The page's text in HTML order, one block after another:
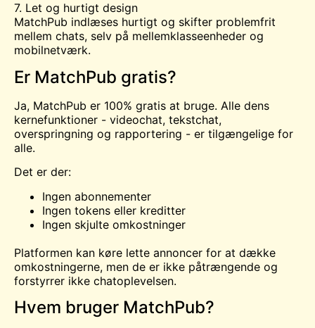
7. Let og hurtigt design
MatchPub indlæses hurtigt og skifter problemfrit
mellem chats, selv på mellemklasseenheder og
mobilnetværk.
Er MatchPub gratis?
Ja, MatchPub er 100% gratis at bruge. Alle dens
kernefunktioner - videochat, tekstchat,
overspringning og rapportering - er tilgængelige for
alle.
Det er der:
Ingen abonnementer
Ingen tokens eller kreditter
Ingen skjulte omkostninger
Platformen kan køre lette annoncer for at dække
omkostningerne, men de er ikke påtrængende og
forstyrrer ikke chatoplevelsen.
Hvem bruger MatchPub?